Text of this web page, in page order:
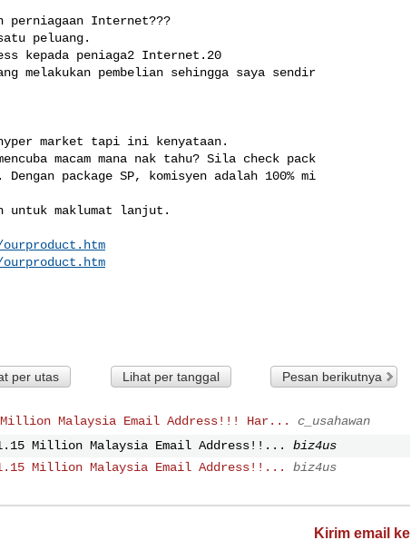
perniagaan Internet???
peluang.
kepada peniaga2 Internet.20
melakukan pembelian sehingga saya sendir
market tapi ini kenyataan.
macam mana nak tahu? Sila check pack
package SP, komisyen adalah 100% mi
untuk maklumat lanjut.
per utas Lihat per tanggal Pesan berikutnya
Malaysia Email Address!!! Har...
c_usahawan
Million Malaysia Email Address!!...
biz4us
Million Malaysia Email Address!!...
biz4us
Kirim email ke